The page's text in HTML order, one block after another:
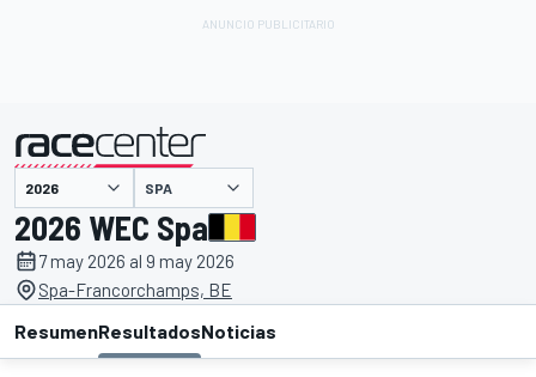
presentado por SPA
2026 WEC Spa
7 may 2026 al 9 may 2026
Spa-Francorchamps, BE
ResumenResultadosNoticias